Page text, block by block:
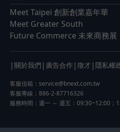
Meet Taipei 創新創業嘉年華
Meet Greater South
Future Commerce 未來商務展
| 關於我們 | 廣告合作 | 徵才 | 隱私權
客服信箱： service@bnext.com.tw
客服專線：886-2-87716326
服務時間：週一 ～ 週五：09:30~12:00；